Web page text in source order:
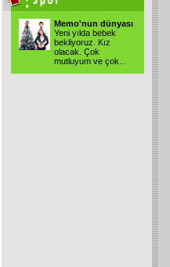
Memo'nun dünyası
Yeni yılda bebek
bekliyoruz. Kız
olacak. Çok
mutluyum ve çok...